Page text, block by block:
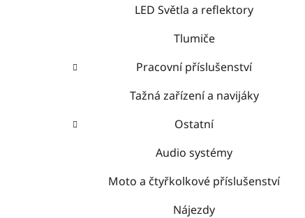
LED Světla a reflektory
Tlumiče
Pracovní příslušenství
Tažná zařízení a navijáky
Ostatní
Audio systémy
Moto a čtyřkolkové příslušenství
Nájezdy